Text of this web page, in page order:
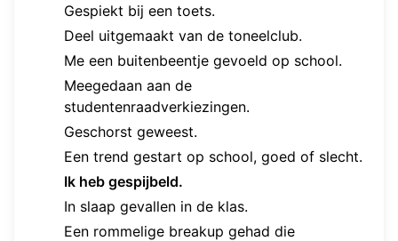
Gespiekt bij een toets.
Deel uitgemaakt van de toneelclub.
Me een buitenbeentje gevoeld op school.
Meegedaan aan de
studentenraadverkiezingen.
Geschorst geweest.
Een trend gestart op school, goed of slecht.
Ik heb gespijbeld.
In slaap gevallen in de klas.
Een rommelige breakup gehad die